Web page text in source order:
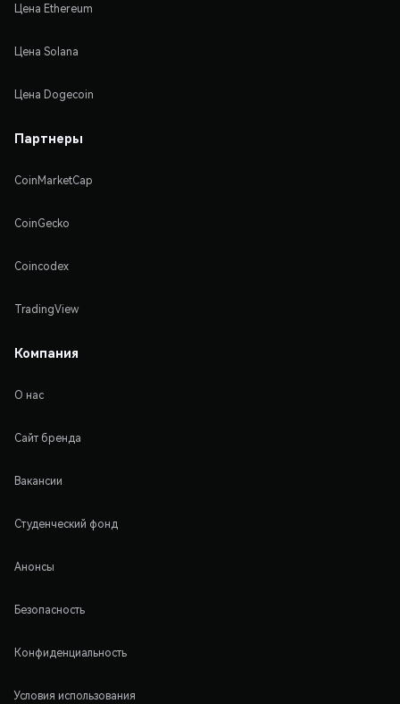
Цена Ethereum
Цена Solana
Цена Dogecoin
Партнеры
CoinMarketCap
CoinGecko
Coincodex
TradingView
Компания
О нас
Сайт бренда
Вакансии
Студенческий фонд
Анонсы
Безопасность
Конфиденциальность
Условия использования